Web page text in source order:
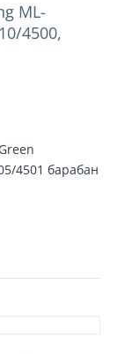
ML-
4500,
4501 барабан